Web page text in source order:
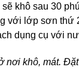
khô sau 30
với lớp sơn thứ
dụng cụ với
nơi khô, mát.